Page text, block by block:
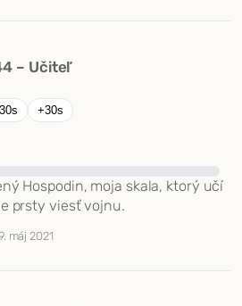
– Učiteľ
+30s
Hospodin, moja skala, ktorý učí
prsty viesť vojnu.
máj 2021